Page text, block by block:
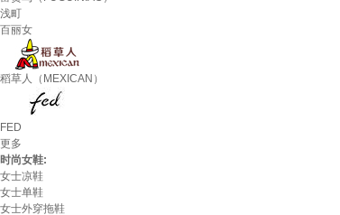
浅町
百丽女
稻草人（MEXICAN）
FED
更多
时尚女鞋:
女士凉鞋
女士单鞋
女士外穿拖鞋